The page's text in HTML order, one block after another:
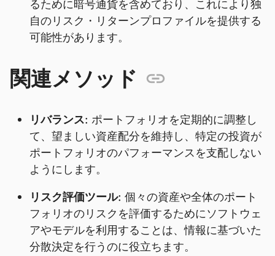
るために暗号通貨を含めており、これにより独
自のリスク・リターンプロファイルを提供する
可能性があります。
関連メソッド
リバランス: ポートフォリオを定期的に調整し
て、望ましい資産配分を維持し、特定の投資が
ポートフォリオのパフォーマンスを支配しない
ようにします。
リスク評価ツール: 個々の資産や全体のポート
フォリオのリスクを評価するためにソフトウェ
アやモデルを利用することは、情報に基づいた
分散決定を行うのに役立ちます。